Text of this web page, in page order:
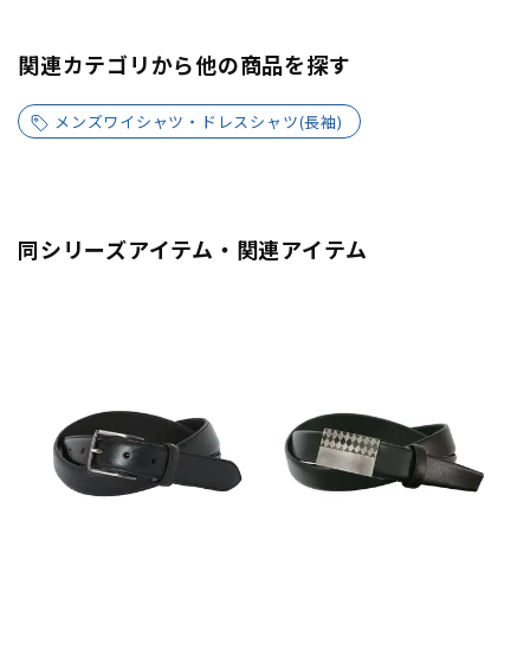
関連カテゴリから他の商品を探す
メンズワイシャツ・ドレスシャツ(長袖)
同シリーズアイテム・関連アイテム